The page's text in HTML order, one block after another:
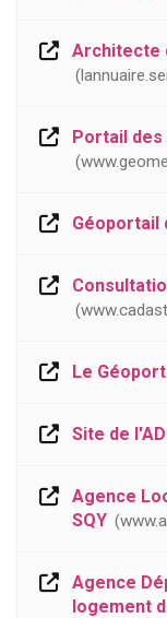
Architecte
Portail
Géoportail
Le
Site de
Agence
SQY
Agence
logement